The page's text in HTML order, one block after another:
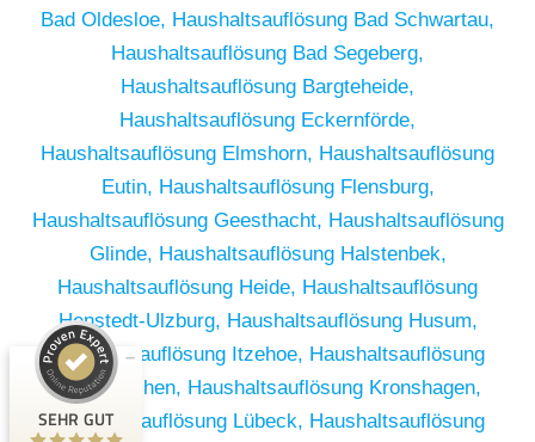
Bad Oldesloe, Haushaltsauflösung Bad Schwartau,
Haushaltsauflösung Bad Segeberg,
Haushaltsauflösung Bargteheide,
Haushaltsauflösung Eckernförde,
Haushaltsauflösung Elmshorn, Haushaltsauflösung
Eutin, Haushaltsauflösung Flensburg,
Haushaltsauflösung Geesthacht, Haushaltsauflösung
Glinde, Haushaltsauflösung Halstenbek,
Haushaltsauflösung Heide, Haushaltsauflösung
Henstedt-Ulzburg, Haushaltsauflösung Husum,
Haushaltsauflösung Itzehoe, Haushaltsauflösung
Kaltenkirchen, Haushaltsauflösung Kronshagen,
Haushaltsauflösung Lübeck, Haushaltsauflösung
SEHR GUT
Kundenbewertungen und Erfahrungen zu
RümpelButler
SEHR GUT
5,00 / 5,00
2
Bewertungen von 1
anderen Quelle